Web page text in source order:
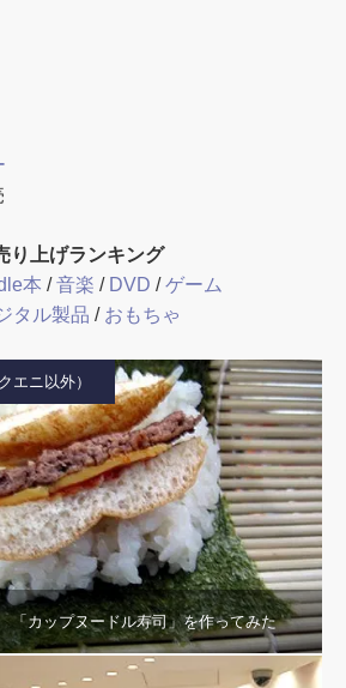
り上げランキング
本 /音楽 / DVD /ゲーム
タル製品 / おもちゃ
エニ以外）
カップヌードル寿司」を作ってみた